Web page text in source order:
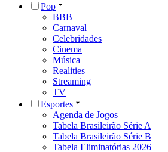
Pop
BBB
Carnaval
Celebridades
Cinema
Música
Realities
Streaming
TV
Esportes
Agenda de Jogos
Tabela Brasileirão Série A
Tabela Brasileirão Série B
Tabela Eliminatórias 2026